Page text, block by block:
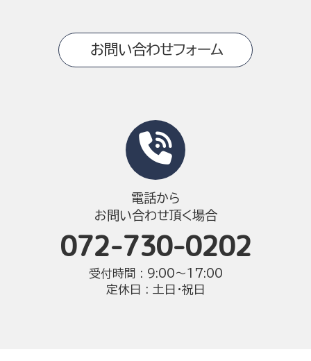
お問い合わせフォーム
電話から
お問い合わせ頂く場合
072-730-0202
受付時間 : 9:00〜17:00
定休日 : 土日・祝日